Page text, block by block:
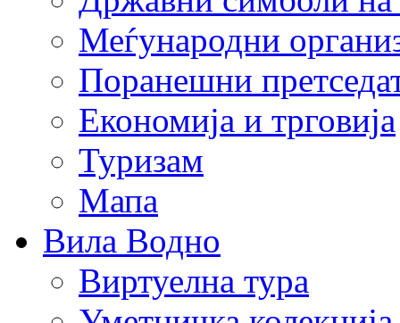
Меѓународни
Поранешни
Економија и трговија
Туризам
Мапа
Вила Водно
Виртуелна тура